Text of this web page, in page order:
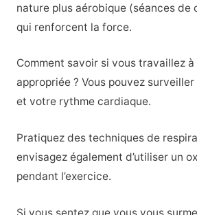
nature plus aérobique (séances de
qui renforcent la force.
Comment savoir si vous travaillez
appropriée ? Vous pouvez
et votre rythme cardiaque.
Pratiquez des techniques de
envisagez également d’utiliser un
pendant l’exercice.